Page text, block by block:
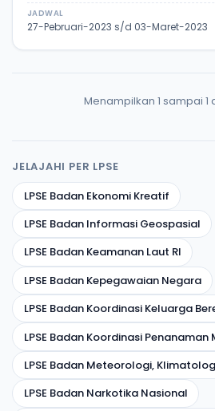
JADWAL
27-Pebruari-2023 s/d 03-Maret-2023
Menampilkan 1 sampai 1
JELAJAHI PER LPSE
LPSE Badan Ekonomi Kreatif
LPSE Badan Informasi Geospasial
LPSE Badan Keamanan Laut RI
LPSE Badan Kepegawaian Negara
LPSE Badan Koordinasi Keluarga
LPSE Badan Koordinasi Penanaman
LPSE Badan Meteorologi,
LPSE Badan Narkotika Nasional